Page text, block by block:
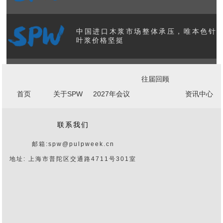
中国进口木浆市场整体承压，唯本色针
叶浆价格坚挺
美国造纸工业产能与产量数据发布 核心
国际纸业完成对包装企业NORPAC的
3.6亿美元收购
首页 关于SPW 2027年会议
往届回顾
资讯中心
联系我们
邮箱:spw@pulpweek.cn
地址: 上海市普陀区交通路4711号301室